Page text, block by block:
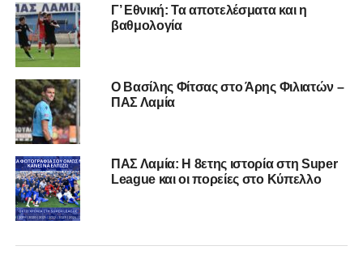
Γ’ Εθνική: Τα αποτελέσματα και η
βαθμολογία
Ο Βασίλης Φίτσας στο Άρης Φιλιατών –
ΠΑΣ Λαμία
ΠΑΣ Λαμία: Η 8ετης ιστορία στη Super
League και οι πορείες στο Κύπελλο